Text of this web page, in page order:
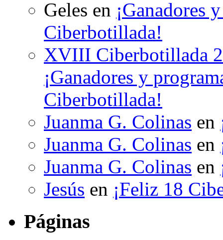
Geles en ¡Ganadores
Ciberbotillada!
XVIII Ciberbotillada
¡Ganadores y
Ciberbotillada!
Juanma G. Colinas en
Juanma G. Colinas en
Juanma G. Colinas en
Jesús en ¡Feliz 18
Páginas